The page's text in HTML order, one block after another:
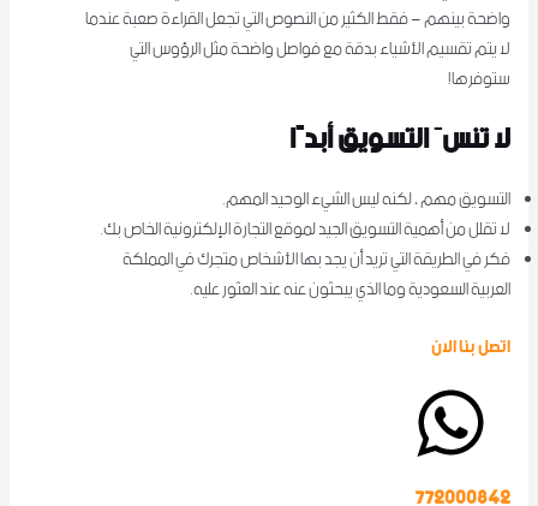
واضحة بينهم – فقط الكثير من النصوص التي تجعل القراءة صعبة عندما
لا يتم تقسيم الأشياء بدقة مع فواصل واضحة مثل الرؤوس التي
ستوفرها!
لا تنسَ التسويق أبدًا
التسويق مهم ، لكنه ليس الشيء الوحيد المهم.
لا تقلل من أهمية التسويق الجيد لموقع التجارة الإلكترونية الخاص بك.
فكر في الطريقة التي تريد أن يجد بها الأشخاص متجرك في المملكة
العربية السعودية وما الذي يبحثون عنه عند العثور عليه.
اتصل بنا الان